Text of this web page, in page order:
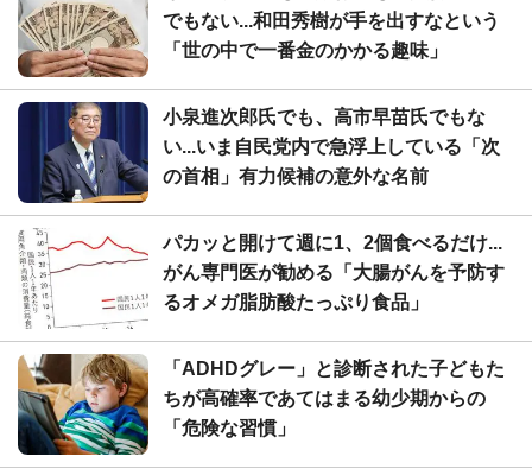
でもない...和田秀樹が手を出すなという
「世の中で一番金のかかる趣味」
小泉進次郎氏でも、高市早苗氏でもな
い...いま自民党内で急浮上している「次
の首相」有力候補の意外な名前
パカッと開けて週に1、2個食べるだけ...
がん専門医が勧める「大腸がんを予防す
るオメガ脂肪酸たっぷり食品」
「ADHDグレー」と診断された子どもた
ちが高確率であてはまる幼少期からの
「危険な習慣」